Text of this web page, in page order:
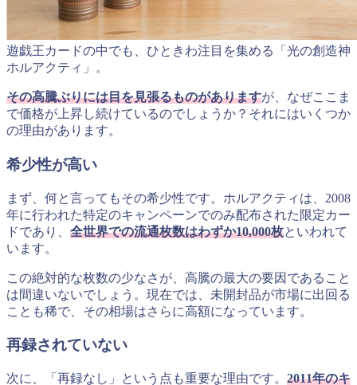
遊戯王カードの中でも、ひときわ注目を集める「光の創造神
ホルアクティ」。
その高騰ぶりには目を見張るものがありますが、なぜここま
で価格が上昇し続けているのでしょうか？それにはいくつか
の理由があります。
希少性が高い
まず、何と言ってもその希少性です。ホルアクティは、2008
年に行われた特定のキャンペーンでのみ配布された限定カー
ドであり、 全世界での流通枚数はわずか10,000枚といわれて
います。
この絶対的な枚数の少なさが、高騰の最大の要因であること
は間違いないでしょう。現在では、未開封品が市場に出回る
ことも稀で、その相場はさらに高額になっています。
再録されていない
次に、「再録なし」という点も重要な理由です。 2011年のキ